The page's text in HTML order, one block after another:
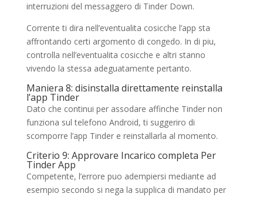
interruzioni del messaggero di Tinder Down.
Corrente ti dira nell’eventualita cosicche l’app sta
affrontando certi argomento di congedo. In di piu,
controlla nell’eventualita cosicche e altri stanno
vivendo la stessa adeguatamente pertanto.
Maniera 8: disinstalla direttamente reinstalla
l’app Tinder
Dato che continui per assodare affinche Tinder non
funziona sul telefono Android, ti suggeriro di
scomporre l’app Tinder e reinstallarla al momento.
Criterio 9: Approvare Incarico completa Per
Tinder App
Competente, l’errore puo adempiersi mediante ad
esempio secondo si nega la supplica di mandato per